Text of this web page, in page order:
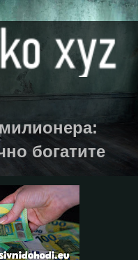
богатите